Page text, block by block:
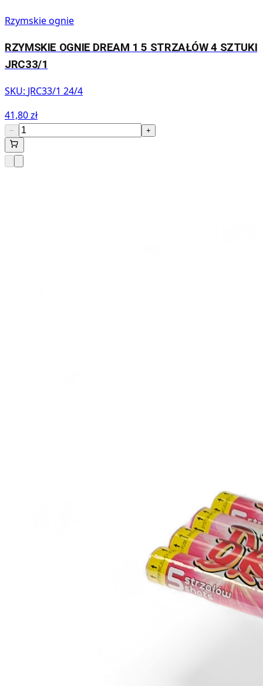
Rzymskie ognie
RZYMSKIE OGNIE DREAM 1 5 STRZAŁÓW 4 SZTUKI
JRC33/1
SKU: JRC33/1 24/4
41,80 zł
− +